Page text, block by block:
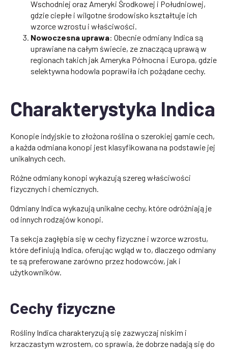
Wschodniej oraz Ameryki Środkowej i Południowej,
gdzie ciepłe i wilgotne środowisko kształtuje ich
wzorce wzrostu i właściwości.
Nowoczesna uprawa: Obecnie odmiany Indica są
uprawiane na całym świecie, ze znaczącą uprawą w
regionach takich jak Ameryka Północna i Europa, gdzie
selektywna hodowla poprawiła ich pożądane cechy.
Charakterystyka Indica
Konopie indyjskie to złożona roślina o szerokiej gamie cech,
a każda odmiana konopi jest klasyfikowana na podstawie jej
unikalnych cech.
Różne odmiany konopi wykazują szereg właściwości
fizycznych i chemicznych.
Odmiany Indica wykazują unikalne cechy, które odróżniają je
od innych rodzajów konopi.
Ta sekcja zagłębia się w cechy fizyczne i wzorce wzrostu,
które definiują Indica, oferując wgląd w to, dlaczego odmiany
te są preferowane zarówno przez hodowców, jak i
użytkowników.
Cechy fizyczne
Rośliny Indica charakteryzują się zazwyczaj niskim i
krzaczastym wzrostem, co sprawia, że dobrze nadają się do